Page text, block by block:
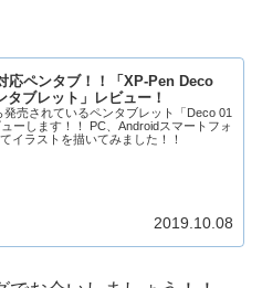
応ペンタブ！！「XP-Pen Deco
タブレット」レビュー！
発売されているペンタブレット「Deco 01
ーします！！ PC、Androidスマートフォ
イラストを描いてみました！！
2019.10.08